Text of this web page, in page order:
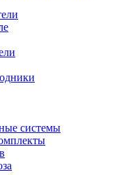
системы